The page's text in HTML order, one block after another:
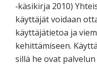
‐käsikirja 2010)
käyttäjät voidaan
käyttäjätietoa ja
kehittämiseen.
sillä he ovat